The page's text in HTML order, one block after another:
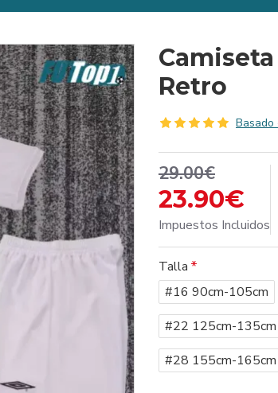
Retro
Basado
23.90€
29.00€
Impuestos Incluidos
Talla
#16 90cm-105cm
#22 125cm-135cm
#28 155cm-165cm